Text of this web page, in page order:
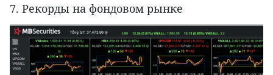
7. Рекорды на фондовом рынке